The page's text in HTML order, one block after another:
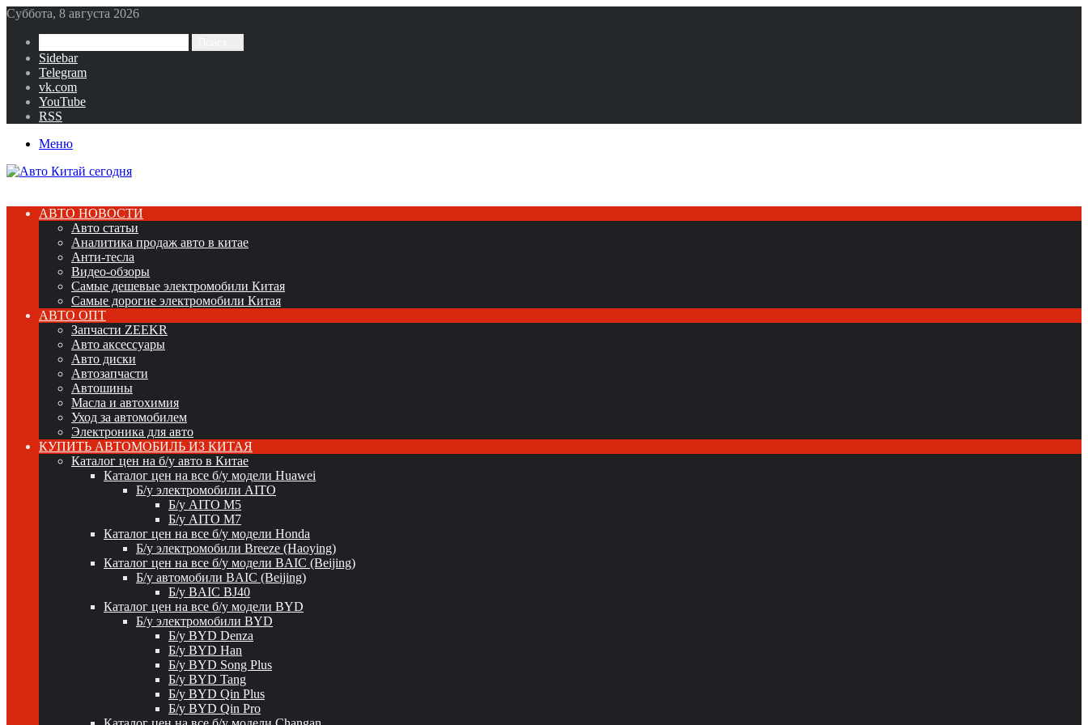
Суббота, 8 августа 2026
Sidebar
Telegram
vk.com
YouTube
RSS
Меню
АВТО НОВОСТИ
Авто статьи
Аналитика продаж авто в китае
Анти-тесла
Видео-обзоры
Самые дешевые электромобили Китая
Самые дорогие электромобили Китая
АВТО ОПТ
Запчасти ZEEKR
Авто аксессуары
Авто диски
Автозапчасти
Автошины
Масла и автохимия
Уход за автомобилем
Электроника для авто
КУПИТЬ АВТОМОБИЛЬ ИЗ КИТАЯ
Каталог цен на б/у авто в Китае
Каталог цен на все б/у модели Huawei
Б/у электромобили AITO
Б/у AITO M5
Б/у AITO M7
Каталог цен на все б/у модели Honda
Б/у электромобили Breeze (Haoying)
Каталог цен на все б/у модели BAIC (Beijing)
Б/у автомобили BAIC (Beijing)
Б/у BAIC BJ40
Каталог цен на все б/у модели BYD
Б/у электромобили BYD
Б/у BYD Denza
Б/у BYD Han
Б/у BYD Song Plus
Б/у BYD Tang
Б/у BYD Qin Plus
Б/у BYD Qin Pro